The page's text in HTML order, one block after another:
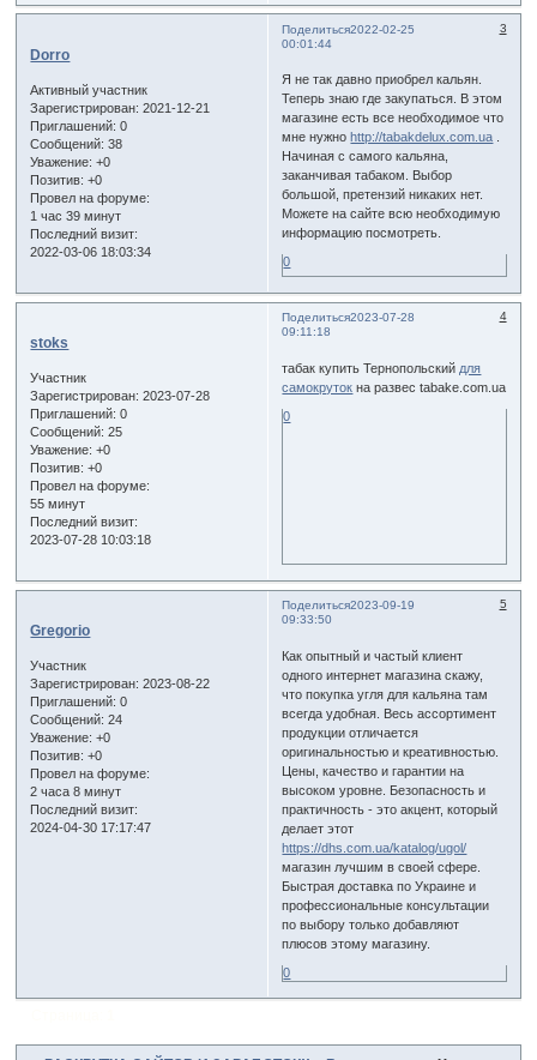
Поделиться 3
2022-02-25
00:01:44
Dorro
Активный участник
Зарегистрирован: 2021-12-21
Приглашений: 0
Сообщений: 38
Уважение: +0
Позитив: +0
Провел на форуме:
1 час 39 минут
Последний визит:
2022-03-06 18:03:34
Я не так давно приобрел кальян.
Теперь знаю где закупаться. В этом
магазине есть все необходимое что
мне нужно http://tabakdelux.com.ua .
Начиная с самого кальяна,
заканчивая табаком. Выбор
большой, претензий никаких нет.
Можете на сайте всю необходимую
информацию посмотреть.
0
Поделиться 4
2023-07-28
09:11:18
stoks
Участник
Зарегистрирован: 2023-07-28
Приглашений: 0
Сообщений: 25
Уважение: +0
Позитив: +0
Провел на форуме:
55 минут
Последний визит:
2023-07-28 10:03:18
табак купить Тернопольский для
самокруток на развес tabake.com.ua
0
Поделиться 5
2023-09-19
09:33:50
Gregorio
Участник
Зарегистрирован: 2023-08-22
Приглашений: 0
Сообщений: 24
Уважение: +0
Позитив: +0
Провел на форуме:
2 часа 8 минут
Последний визит:
2024-04-30 17:17:47
Как опытный и частый клиент
одного интернет магазина скажу,
что покупка угля для кальяна там
всегда удобная. Весь ассортимент
продукции отличается
оригинальностью и креативностью.
Цены, качество и гарантии на
высоком уровне. Безопасность и
практичность - это акцент, который
делает этот
https://dhs.com.ua/katalog/ugol/
магазин лучшим в своей сфере.
Быстрая доставка по Украине и
профессиональные консультации
по выбору только добавляют
плюсов этому магазину.
0